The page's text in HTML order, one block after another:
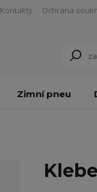
Kontakty Ochrana
Zimní pneu